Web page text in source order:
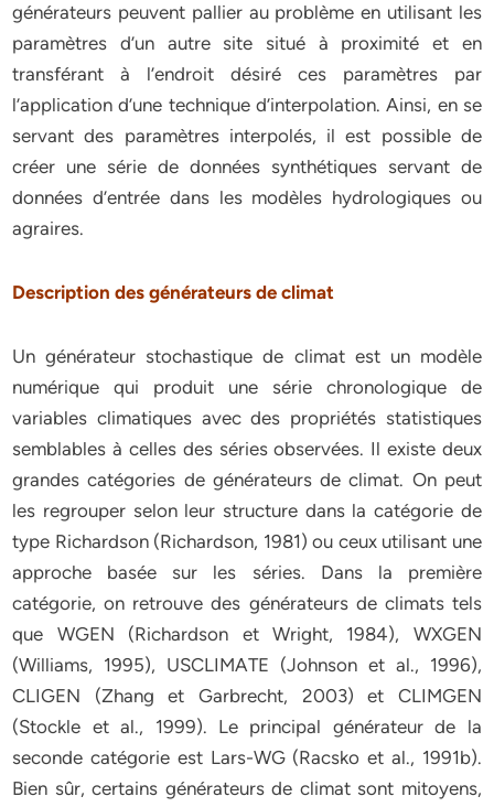
générateurs peuvent pallier au problème en utilisant les
paramètres d’un autre site situé à proximité et en
transférant à l’endroit désiré ces paramètres par
l’application d’une technique d’interpolation. Ainsi, en se
servant des paramètres interpolés, il est possible de
créer une série de données synthétiques servant de
données d’entrée dans les modèles hydrologiques ou
agraires.
Description des générateurs de climat
Un générateur stochastique de climat est un modèle
numérique qui produit une série chronologique de
variables climatiques avec des propriétés statistiques
semblables à celles des séries observées. Il existe deux
grandes catégories de générateurs de climat. On peut
les regrouper selon leur structure dans la catégorie de
type Richardson (Richardson, 1981) ou ceux utilisant une
approche basée sur les séries. Dans la première
catégorie, on retrouve des générateurs de climats tels
que WGEN (Richardson et Wright, 1984), WXGEN
(Williams, 1995), USCLIMATE (Johnson et al., 1996),
CLIGEN (Zhang et Garbrecht, 2003) et CLIMGEN
(Stockle et al., 1999). Le principal générateur de la
seconde catégorie est Lars-WG (Racsko et al., 1991b).
Bien sûr, certains générateurs de climat sont mitoyens,